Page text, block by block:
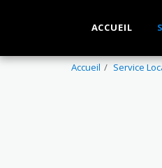
ACCUEIL
Accueil Service